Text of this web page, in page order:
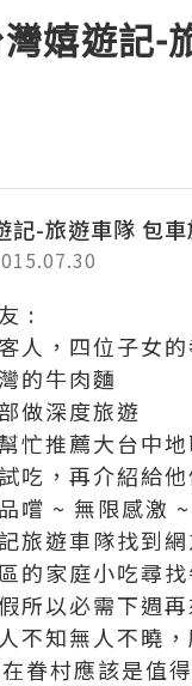
嬉遊記-
記-旅遊車隊 包
:
人，四位子女
的牛肉麵
做深度旅遊
忙推薦大台中
吃，再介紹給他
嚐 ~ 無限感激 ~
旅遊車隊找到
的家庭小吃尋
所以必需下週
不知無人不曉
眷村應該是值